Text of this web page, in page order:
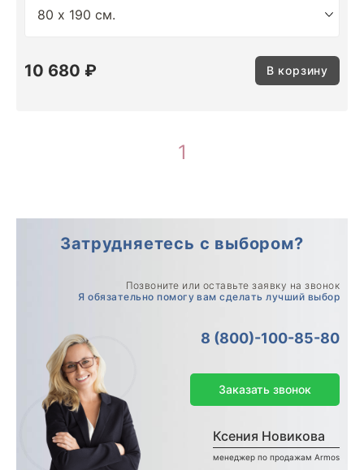
10 680 ₽ В корзину
1
Затрудняетесь с выбором?
Позвоните или оставьте заявку на звонок
Я обязательно помогу вам сделать лучший выбор
8 (800)-100-85-80
Ксения Новикова
менеджер по продажам Armos
Заказать звонок